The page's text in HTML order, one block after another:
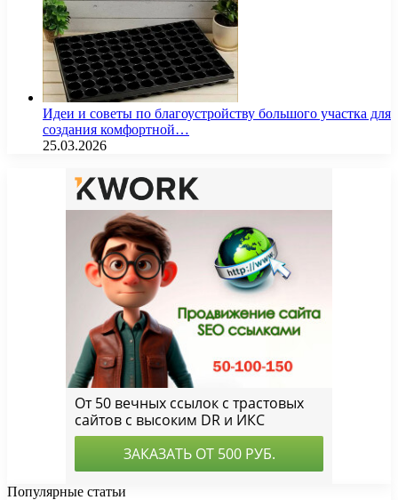
Идеи и советы по благоустройству большого участка для
создания комфортной…
25.03.2026
Популярные статьи